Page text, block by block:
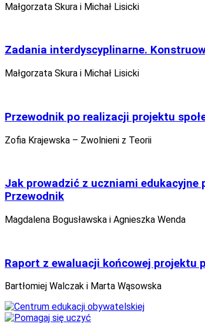
Małgorzata Skura i Michał Lisicki
Zadania interdyscyplinarne.
Małgorzata Skura i Michał Lisicki
Przewodnik po realizacji projektu
Zofia Krajewska – Zwolnieni z Teorii
Jak prowadzić z uczniami edukacyjne
Przewodnik
Magdalena Bogusławska i Agnieszka Wenda
Raport z ewaluacji końcowej projektu
Bartłomiej Walczak i Marta Wąsowska